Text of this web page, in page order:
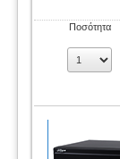
Ποσότητα